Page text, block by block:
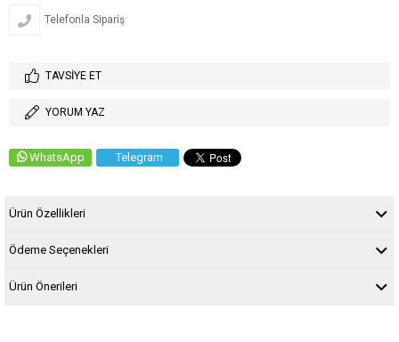
Telefonla Sipariş
TAVSIYE ET
YORUM YAZ
WhatsApp Telegram
Ürün Özellikleri
Ödeme Seçenekleri
Ürün Önerileri